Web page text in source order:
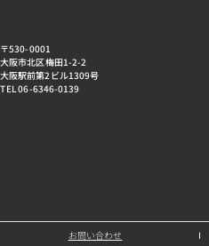
〒530-0001
大阪市北区梅田1-2-2
大阪駅前第2ビル1309号
TEL 06-6346-0139
お問い合わせ